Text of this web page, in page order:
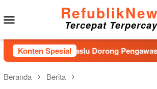
ke
konten
Tercepat
Konten Spesial
Bawaslu Dorong Pengawasan
Beranda Berita